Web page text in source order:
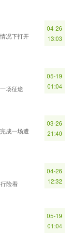
况下打开
04-26
13:03
场征途
05-19
01:04
成一场遭
03-26
21:40
险着
04-26
12:32
05-19
01:04